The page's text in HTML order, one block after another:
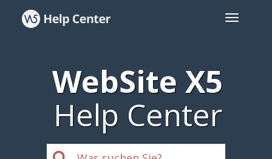
WebSite X5
Help Center